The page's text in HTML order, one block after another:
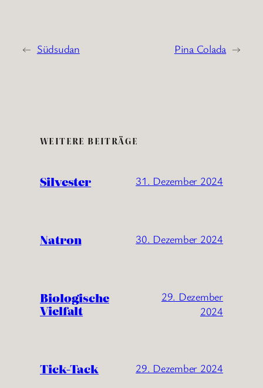
← Südsudan Pina Colada →
WEITERE BEITRÄGE
Silvester 31. Dezember 2024
Natron 30. Dezember 2024
Biologische
Vielfalt
29. Dezember
2024
Tick-Tack 29. Dezember 2024